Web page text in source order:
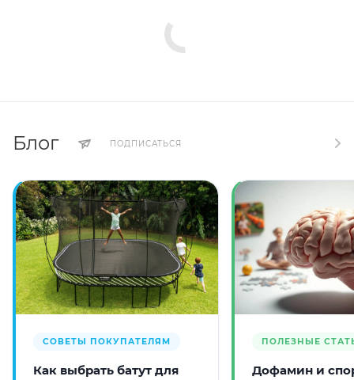
Блог ПОДПИСАТЬСЯ
СОВЕТЫ ПОКУПАТЕЛЯМ
Как выбрать батут для
ПОЛЕЗНЫЕ
Дофамин и